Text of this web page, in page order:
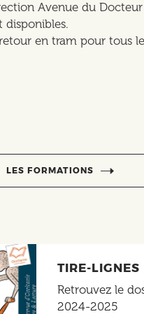
Avenue du Docteur
disponibles.
en tram pour tous
LES FORMATIONS
TIRE-LIGNES
Retrouvez le
2024-2025